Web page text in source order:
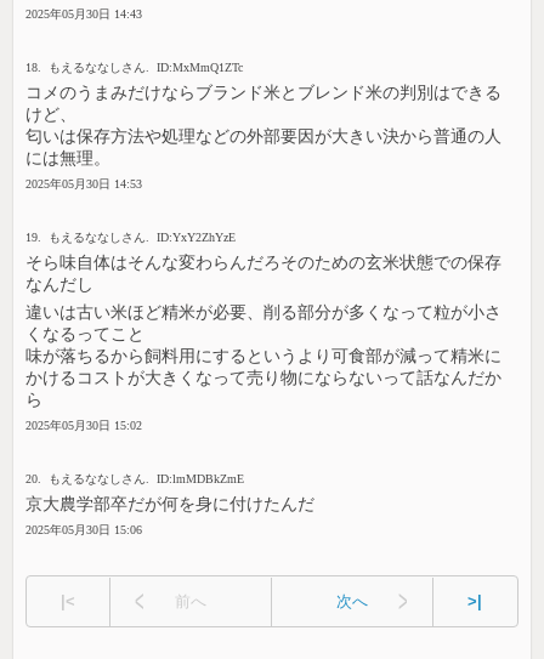
2025年05月30日 14:43
18. もえるななしさん. ID:MxMmQ1ZTc
コメのうまみだけならブランド米とブレンド米の判別はできる
けど、
匂いは保存方法や処理などの外部要因が大きい決から普通の人
には無理。
2025年05月30日 14:53
19. もえるななしさん. ID:YxY2ZhYzE
そら味自体はそんな変わらんだろそのための玄米状態での保存
なんだし
違いは古い米ほど精米が必要、削る部分が多くなって粒が小さ
くなるってこと
味が落ちるから飼料用にするというより可食部が減って精米に
かけるコストが大きくなって売り物にならないって話なんだか
ら
2025年05月30日 15:02
20. もえるななしさん. ID:lmMDBkZmE
京大農学部卒だが何を身に付けたんだ
2025年05月30日 15:06
|< 前へ 次へ >|